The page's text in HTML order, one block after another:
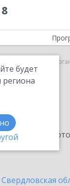
будет
региона
1C-Store в
Свердловская